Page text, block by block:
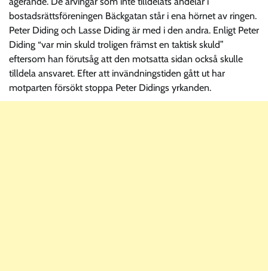
bostadsrättsföreningen Bäckgatan står i ena hörnet av ringen.
Peter Diding och Lasse Diding är med i den andra. Enligt Peter
Diding “var min skuld troligen främst en taktisk skuld”
eftersom han förutsåg att den motsatta sidan också skulle
tilldela ansvaret. Efter att invändningstiden gått ut har
motparten försökt stoppa Peter Didings yrkanden.